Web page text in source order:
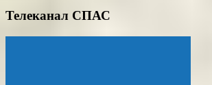
Телеканал СПАС